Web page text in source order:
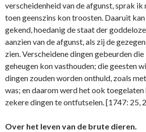
verscheidenheid van de afgunst, sprak ik
toen geenszins kon troosten. Daaruit
gekend, hoedanig de staat der
aanzien van de afgunst, als zij de
zien. Verscheidene dingen gebeurden
geheugen kon vasthouden; die geesten
dingen zouden worden onthuld, zoals
was; en daarom werd het ook toegelaten
zekere dingen te ontfutselen. [1747: 25,
Over het leven van de brute dieren.